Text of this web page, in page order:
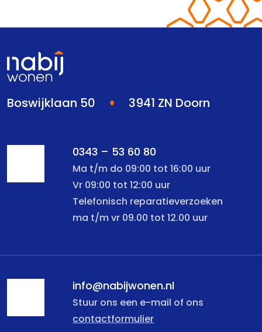
Boswijklaan 50 3941 ZN Doorn
0343 – 53 60 80
Ma t/m do 09:00 tot 16:00 uur
Vr 09:00 tot 12:00 uur
Telefonisch reparatieverzoeken
ma t/m vr 09.00 tot 12.00 uur
info@nabijwonen.nl
Stuur ons een e-mail of ons
contactformulier